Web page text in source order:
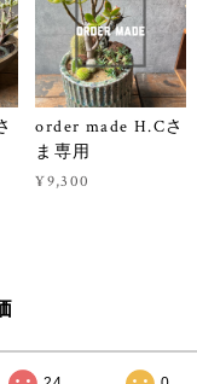
order made H.Cさ
ま専用
¥9,300